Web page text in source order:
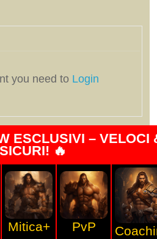
you need to Login
ESCLUSIVI – VELOCI
SICURI! 🔥
Mitica+ PvP